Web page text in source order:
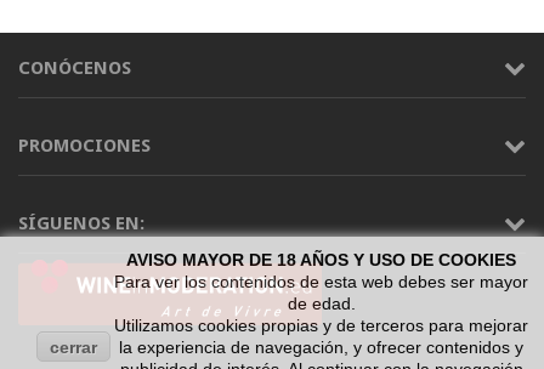
CONÓCENOS
PROMOCIONES
SÍGUENOS EN:
cerrar
AVISO MAYOR DE 18 AÑOS Y USO DE COOKIES
Para ver los contenidos de esta web debes ser mayor
de edad.
Utilizamos cookies propias y de terceros para mejorar
la experiencia de navegación, y ofrecer contenidos y